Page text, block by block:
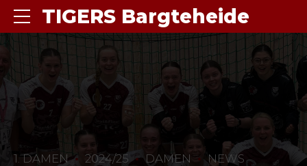
TIGERS Bargteheide
1. DAMEN 2024/25 DAMEN NEWS